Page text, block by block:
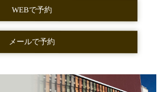
WEBで予約
メールで予約